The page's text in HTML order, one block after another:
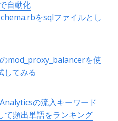
自動化
をsqlファイルとし
mod_proxy_balancerを使
してみる
の流入キーワード
て頻出単語をランキング